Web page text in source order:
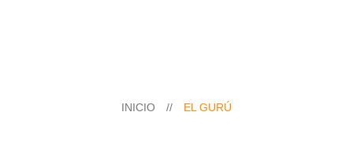
INICIO // EL GURÚ